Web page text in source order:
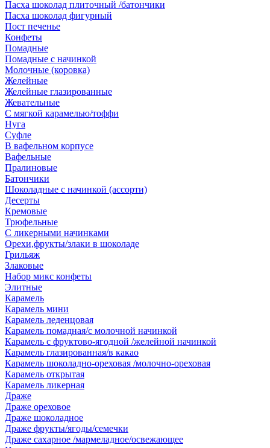
Пасха шоколад плиточный /батончики
Пасха шоколад фигурный
Пост печенье
Конфеты
Помадные
Помадные с начинкой
Молочные (коровка)
Желейные
Желейные глазированные
Жевательные
С мягкой карамелью/тоффи
Нуга
Суфле
В вафельном корпусе
Вафельные
Пралиновые
Батончики
Шоколадные с начинкой (ассорти)
Десерты
Кремовые
Трюфельные
С ликерными начинками
Орехи,фрукты/злаки в шоколаде
Грильяж
Злаковые
Набор микс конфеты
Элитные
Карамель
Карамель мини
Карамель леденцовая
Карамель помадная/с молочной начинкой
Карамель с фруктово-ягодной /желейной начинкой
Карамель глазированная/в какао
Карамель шоколадно-ореховая /молочно-ореховая
Карамель открытая
Карамель ликерная
Драже
Драже ореховое
Драже шоколадное
Драже фрукты/ягоды/семечки
Драже сахарное /мармеладное/освежающее